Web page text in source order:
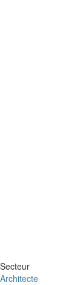
Secteur
Architecte